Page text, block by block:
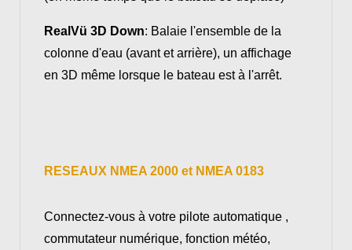
RealVü 3D Down: Balaie l'ensemble de la
colonne d'eau (avant et arrière), un affichage
en 3D même lorsque le bateau est à l'arrêt.
RESEAUX NMEA 2000 et NMEA 0183
Connectez-vous à votre pilote automatique ,
commutateur numérique, fonction météo,